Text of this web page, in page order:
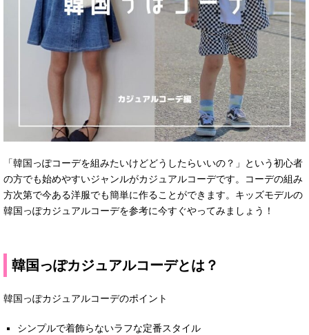
「韓国っぽコーデを組みたいけどどうしたらいいの？」という初心者
の方でも始めやすいジャンルがカジュアルコーデです。コーデの組み
方次第で今ある洋服でも簡単に作ることができます。キッズモデルの
韓国っぽカジュアルコーデを参考に今すぐやってみましょう！
韓国っぽカジュアルコーデとは？
韓国っぽカジュアルコーデのポイント
シンプルで着飾らないラフな定番スタイル